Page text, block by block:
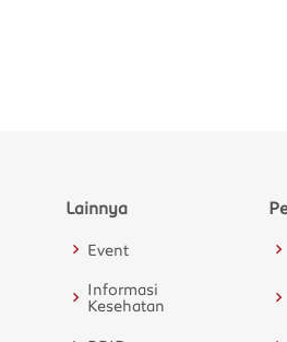
Lainnya
Event
Informasi
Kesehatan